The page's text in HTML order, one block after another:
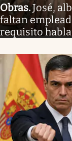
Obras.José,
faltan
requisito